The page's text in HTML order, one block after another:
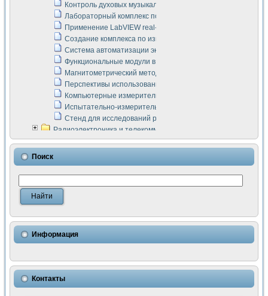
Контроль духовых музыкальных инструментов
Лабораторный комплекс по исследованию элементной
Применение LabVIEW real-time module для
Создание комплекса по измерению скорости подвижного
Система автоматизации экспериментальных
Функциональные модули в стандарте Nl SCXI для
Магнитометрический метод в дефектоскопии сварных
Перспективы использования машинного зрения в
Компьютерные измерительные системы для
Испытательно-измерительный комплекс аппаратуры для
Стенд для исследований рабочих процессов ДВС в
Радиоэлектроника и телекоммуникации
LabVIEW в расчетах радиолиний систем передачи данных
Аппаратно-программный комплекс для исследования
Виртуальный лабораторный стенд для исследования
Измерение шумовых параметров операционных
Измерительный преобразователь на основе цифровой
Использование NI LabVIEW для математического
Исследовние возможности создания измерителя ВАХ
Математическое моделирование генератора сигналов -
Применение осциллографического модуля с высоким
Симуляция отклика импульсного радиолокационного
Автоматизация формирования уравнений состояния для
Поиск
Информация
Контакты